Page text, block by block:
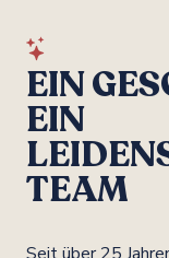
EIN
EIN
TEAM